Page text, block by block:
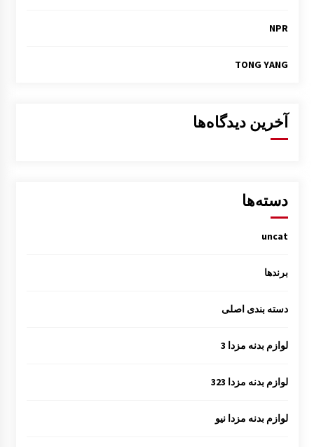
NPR
TONG YANG
آخرین دیدگاه‌ها
دسته‌ها
uncat
برندها
دسته بندی اصلی
لوازم بدنه مزدا 3
لوازم بدنه مزدا 323
لوازم بدنه مزدا نیو